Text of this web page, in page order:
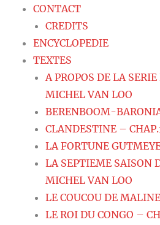
CONTACT
CREDITS
ENCYCLOPEDIE
TEXTES
A PROPOS DE LA
MICHEL VAN LOO
BERENBOOM-
CLANDESTINE –
LA FORTUNE
LA SEPTIEME SAISON
MICHEL VAN LOO
LE COUCOU DE
LE ROI DU CONGO –